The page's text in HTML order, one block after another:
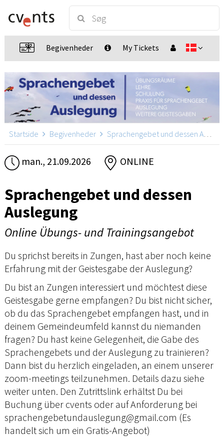
Begivenheder My Tickets
Startside Begivenheder Sprachengebet und dessen Auslegung
man., 21.09.2026 ONLINE
Sprachengebet und dessen
Auslegung
Online Übungs- und Trainingsangebot
Du sprichst bereits in Zungen, hast aber noch keine
Erfahrung mit der Geistesgabe der Auslegung?
Du bist an Zungen interessiert und möchtest diese
Geistesgabe gerne empfangen? Du bist nicht sicher,
ob du das Sprachengebet empfangen hast, und in
deinem Gemeindeumfeld kannst du niemanden
fragen? Du hast keine Gelegenheit, die Gabe des
Sprachengebets und der Auslegung zu trainieren?
Dann bist du herzlich eingeladen, an einem unserer
zoom-meetings teilzunehmen. Details dazu siehe
weiter unten. Den Zutrittslink erhältst Du bei
Buchung über cvents oder auf Anforderung bei
sprachengebetundauslegung@gmail.com (Es
handelt sich um ein Gratis-Angebot)